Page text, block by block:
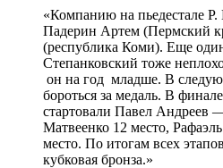
«Компанию на пьедестале Р.
Падерин Артем (Пермский
(республика Коми). Еще
Степанковский тоже
он на год младше. В
бороться за медаль. В
стартовали Павел Андреев
Матвеенко 12 место,
место. По итогам всех
кубковая бронза.»